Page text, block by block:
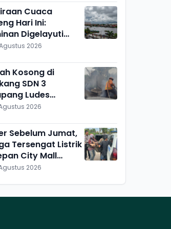
Cuaca
Hari Ini:
Digelayuti
Hanya Pulang
2026
Kosong di
SDN 3
Ludes
Penyebab
2026
Sebelum Jumat,
Tersengat Listrik
City Mall
2026